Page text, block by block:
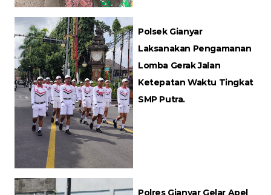
Polsek Gianyar
Laksanakan Pengamanan
Lomba Gerak Jalan
Ketepatan Waktu Tingkat
SMP Putra.
Polres Gianyar Gelar Apel